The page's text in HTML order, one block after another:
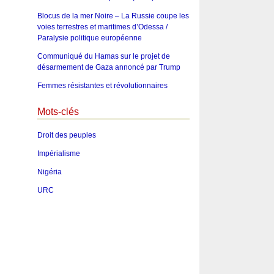
Blocus de la mer Noire – La Russie coupe les
voies terrestres et maritimes d’Odessa /
Paralysie politique européenne
Communiqué du Hamas sur le projet de
désarmement de Gaza annoncé par Trump
Femmes résistantes et révolutionnaires
Mots-clés
Droit des peuples
Impérialisme
Nigéria
URC